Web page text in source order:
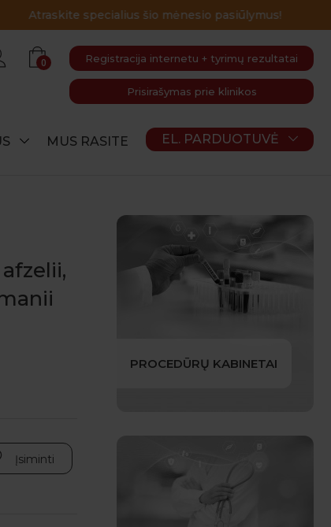
Registracija internetu + tyrimų rezultatai
Prisirašymas prie klinikos
0
MUS RASITE EL. PARDUOTUVĖ
Įsiminti
PROCEDŪRŲ KABINETAI